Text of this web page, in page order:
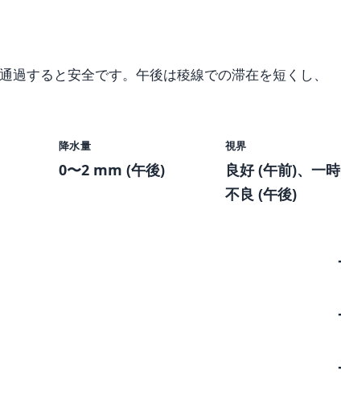
すると安全です。午後は稜線での滞在を短くし、
降水量
0〜2 mm (午後)
視界
良好 (午前)、一時
不良 (午後)